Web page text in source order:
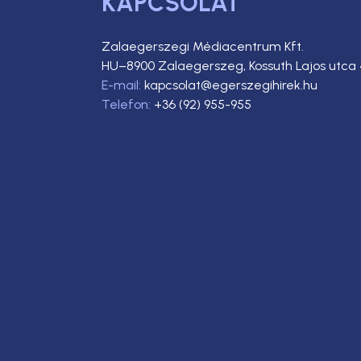
Zalaegerszegi Médiacentrum Kft.
HU–8900 Zalaegerszeg, Kossuth Lajos utca
E-mail: kapcsolat@egerszegihirek.hu
Telefon: +36 (92) 955-955